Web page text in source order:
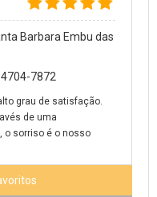
Barbara Embu das
7872
grau de satisfação.
de uma
o sorriso é o nosso